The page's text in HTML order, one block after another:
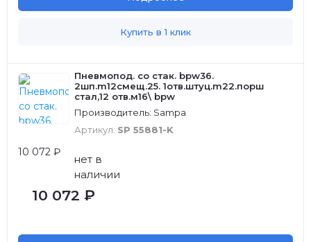
Купить в 1 клик
Пневмопод. со стак. bpw36.
2шп.m12смещ.25. 1отв.штуц.m22.порш
стал,12 отв.м16\ bpw
Производитель: Sampa
Артикул: SP 55881-K
10 072 ₽
нет в
наличии
10 072 ₽